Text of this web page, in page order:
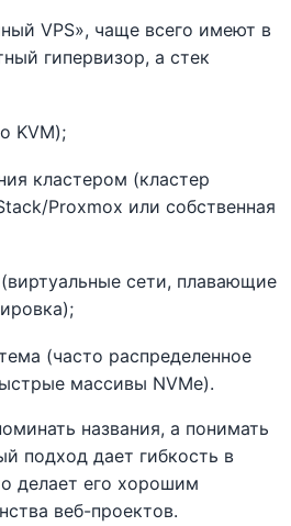
VPS», чаще всего имеют в
гипервизор, а стек
KVM);
кластером (кластер
Proxmox или собственная
сети, плавающие
(часто распределенное
массивы NVMe).
названия, а понимать
подход дает гибкость в
делает его хорошим
веб-проектов.